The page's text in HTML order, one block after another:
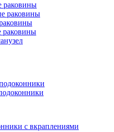
раковины
раковины
раковины
с вкраплениями